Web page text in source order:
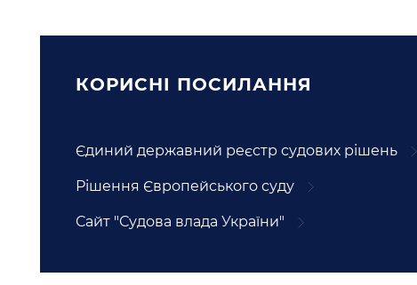
КОРИСНI ПОСИЛАННЯ
Єдиний державний реєстр судових рішень
Рішення Європейського суду
Сайт "Судова влада України"